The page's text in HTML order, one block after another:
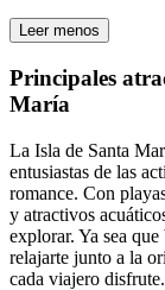
Leer menos
Principales
María
La Isla de Santa
entusiastas de las
romance. Con
y atractivos
explorar. Ya sea
relajarte junto a la
cada viajero disfrute.